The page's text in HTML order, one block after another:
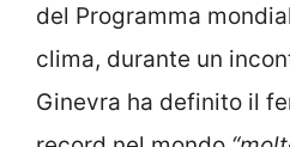
del Programma
clima, durante un
Ginevra ha definito il